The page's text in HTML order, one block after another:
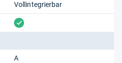
Vollintegrierbar
vorhanden
A